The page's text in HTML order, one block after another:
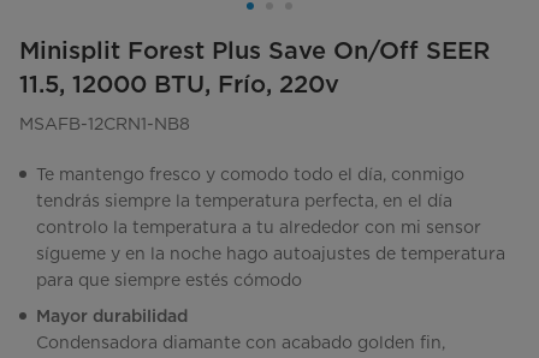
Minisplit Forest Plus Save On/Off SEER
11.5, 12000 BTU, Frío, 220v
MSAFB-12CRN1-NB8
Te mantengo fresco y comodo todo el día, conmigo
tendrás siempre la temperatura perfecta, en el día
controlo la temperatura a tu alrededor con mi sensor
sígueme y en la noche hago autoajustes de temperatura
para que siempre estés cómodo
Mayor durabilidad
Condensadora diamante con acabado golden fin,